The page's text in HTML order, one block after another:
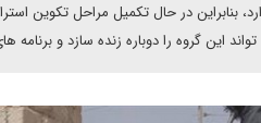
بنابراین در حال تکمیل مراحل تکوین
این گروه را دوباره زنده سازد و